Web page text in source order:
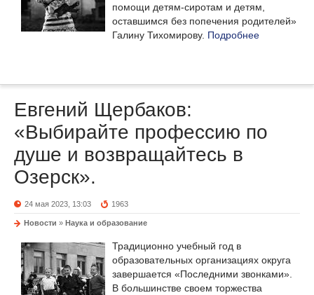
помощи детям-сиротам и детям,
оставшимся без попечения родителей»
Галину Тихомирову. Подробнее
Евгений Щербаков:
«Выбирайте профессию по
душе и возвращайтесь в
Озерск».
24 мая 2023, 13:03 1963
Новости » Наука и образование
Традиционно учебный год в
образовательных организациях округа
завершается «Последними звонками».
В большинстве своем торжества